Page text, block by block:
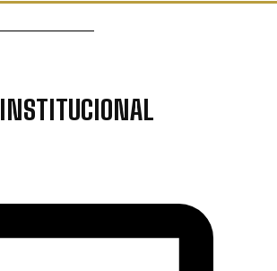
INSTITUCIONAL